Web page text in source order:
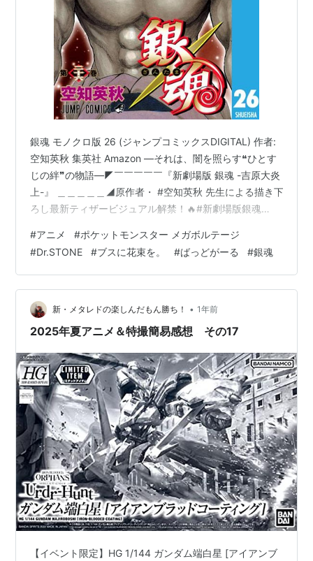
銀魂 モノクロ版 26 (ジャンプコミックスDIGITAL) 作者:
空知英秋 集英社 Amazon ―それは、闇を照らす❝ひとす
じの絆❞の物語―◤￣￣￣￣￣『新劇場版 銀魂 -吉原大炎
上-』 ＿＿＿＿＿◢原作者・ #空知英秋 先生による描き下
ろし最新ティザービジュアル解禁！🔥#新劇場版銀魂
アニメ銀魂＆3年Z組銀八先生 (@gintamamovie) 2025年
8月16日 www.youtube.com 週刊少年ジャンプで連載さ
れていた『銀魂』の新作劇場映画の公開が決定。原作の
長編エピソードの中でも人気…
#アニメ #ポケットモンスター メガボルテージ
#Dr.STONE #ブスに花束を。 #ばっどがーる #銀魂
新・メタレドの楽しんだもん勝ち！ • 1年前
2025年夏アニメ＆特撮簡易感想 その17
【イベント限定】HG 1/144 ガンダム端白星 [アイアンブ